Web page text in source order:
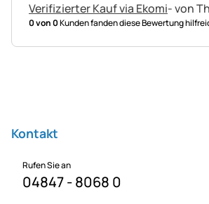
Verifizierter Kauf via Ekomi- von
0 von 0Kunden fanden diese Bewertung
Kontakt
Rufen Sie an
04847 - 8068 0